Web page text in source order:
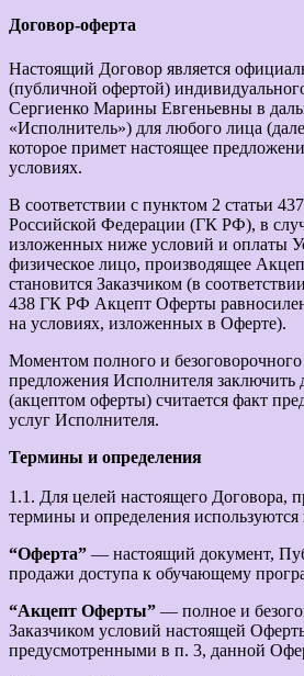
Договор-оферта
Настоящий Договор является
(публичной офертой)
Сергиенко Марины Евгеньевны в
«Исполнитель») для любого лица
которое примет настоящее
условиях.
В соответствии с пунктом 2 статьи
Российской Федерации (ГК РФ), в
изложенных ниже условий и оплаты
физическое лицо, производящее
становится Заказчиком (в
438 ГК РФ Акцепт Оферты
на условиях, изложенных в Оферте).
Моментом полного и
предложения Исполнителя заключить
(акцептом оферты) считается факт
услуг Исполнителя.
Термины и определения
1.1. Для целей настоящего Договора,
термины и определения
“Оферта” — настоящий документ,
продажи доступа к обучающему
“Акцепт Оферты” — полное и
Заказчиком условий настоящей
предусмотренными в п. 3, данной